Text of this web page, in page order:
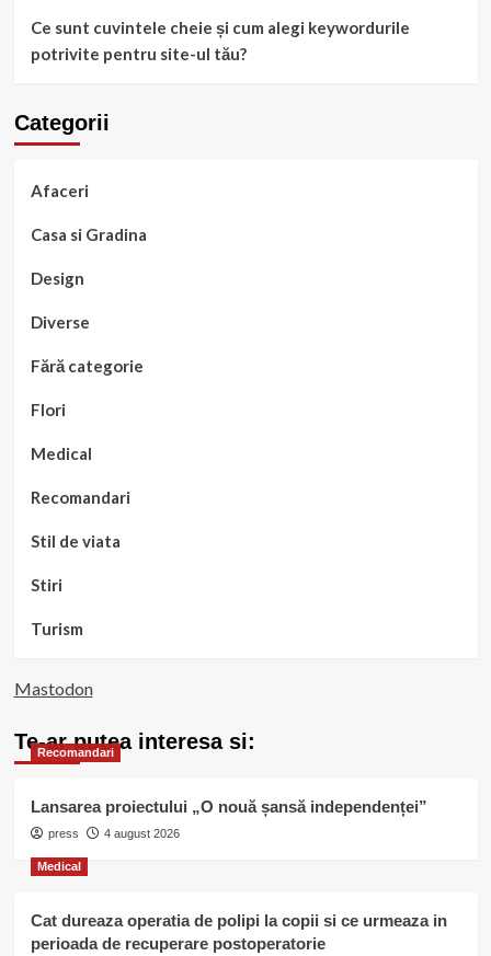
Ce sunt cuvintele cheie și cum alegi keywordurile
potrivite pentru site-ul tău?
Categorii
Afaceri
Casa si Gradina
Design
Diverse
Fără categorie
Flori
Medical
Recomandari
Stil de viata
Stiri
Turism
Mastodon
Te-ar putea interesa si:
Recomandari
Lansarea proiectului „O nouă șansă independenței”
press 4 august 2026
Medical
Cat dureaza operatia de polipi la copii si ce urmeaza in
perioada de recuperare postoperatorie